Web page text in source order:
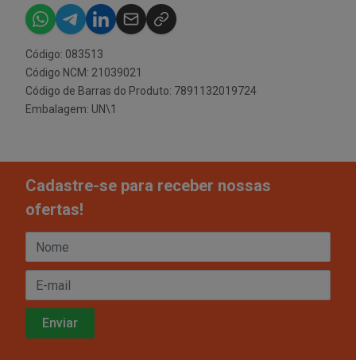
Código: 083513
Código NCM: 21039021
Código de Barras do Produto: 7891132019724
Embalagem: UN\1
Cadastre-se para receber nossas
ofertas!